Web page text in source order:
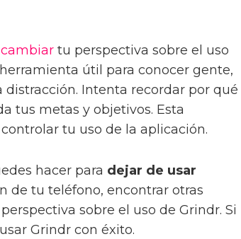
cambiar tu perspectiva sobre el uso
útil para conocer gente,
Intenta recordar por qué
tus metas y objetivos. Esta
tu uso de la aplicación.
hacer para dejar de usar
de tu teléfono, encontrar otras
sobre el uso de Grindr. Si
Grindr con éxito.